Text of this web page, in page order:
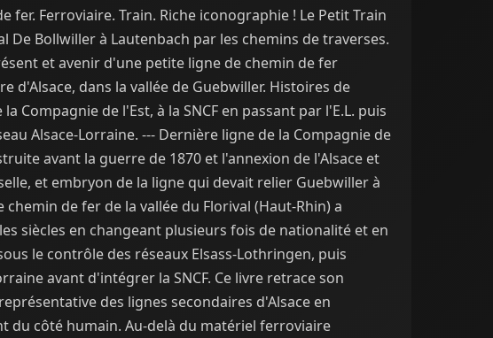
fer. Ferroviaire. Train. Riche iconographie ! Le Petit Train
De Bollwiller à Lautenbach par les chemins de traverses.
et avenir d'une petite ligne de chemin de fer
d'Alsace, dans la vallée de Guebwiller. Histoires de
Compagnie de l'Est, à la SNCF en passant par l'E.L. puis
Alsace-Lorraine. --- Dernière ligne de la Compagnie de
avant la guerre de 1870 et l'annexion de l'Alsace et
et embryon de la ligne qui devait relier Guebwiller à
chemin de fer de la vallée du Florival (Haut-Rhin) a
siècles en changeant plusieurs fois de nationalité et en
le contrôle des réseaux Elsass-Lothringen, puis
avant d'intégrer la SNCF. Ce livre retrace son
des lignes secondaires d'Alsace en
du côté humain. Au-delà du matériel ferroviaire